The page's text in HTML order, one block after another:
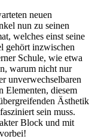
neuen
nun zu seinen
welches einst seine
gehört inzwischen
Schule, wie etwa
warum nicht nur
unverwechselbaren
Elementen, diesem
Ästhetik
sein muss.
Block und mit